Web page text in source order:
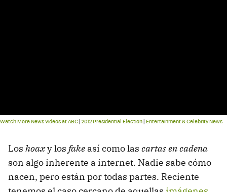
Watch More News Videos at ABC | 2012 Presidential Election| Entertainment & Celebrity News
Los hoaxy los fake así como las cartas en cadena
son algo inherente a internet. Nadie sabe cómo
nacen, pero están por todas partes. Reciente